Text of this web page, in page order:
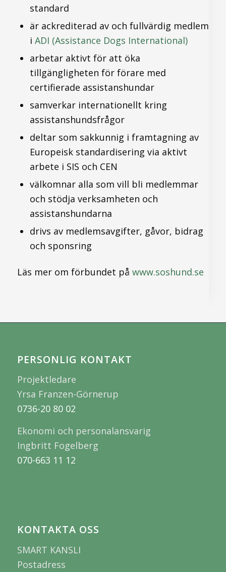
standard
är ackrediterad av och fullvärdig medlem
i ADI (Assistance Dogs International)
arbetar aktivt för att öka
tillgängligheten för förare med
certifierade assistanshundar
samverkar internationellt kring
assistanshundsfrågor
deltar som sakkunnig i framtagning av
Europeisk standardisering via aktivt
arbete i SIS och CEN
välkomnar alla som vill bli medlemmar
och stödja verksamheten och
assistanshundarna
drivs av medlemsavgifter, gåvor, bidrag
och sponsring
Läs mer om förbundet på www.soshund.se
PERSONLIG KONTAKT
Projektledare
Yrsa Franzen-Görnerup
0736-20 80 02
Ekonomi och personalansvarig
Ingbritt Fogelberg
070-663 11 12
KONTAKTA OSS
SMART KANSLI
Postadress